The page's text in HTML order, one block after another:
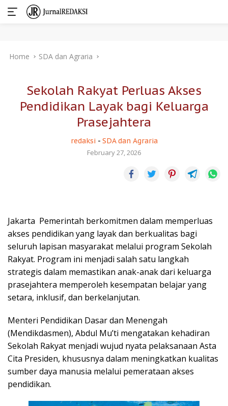
Home SDA dan Agraria
Sekolah Rakyat Perluas Akses
Pendidikan Layak bagi Keluarga
Prasejahtera
redaksi - SDA dan Agraria
February 27, 2026
Jakarta  Pemerintah berkomitmen dalam memperluas
akses pendidikan yang layak dan berkualitas bagi
seluruh lapisan masyarakat melalui program Sekolah
Rakyat. Program ini menjadi salah satu langkah
strategis dalam memastikan anak-anak dari keluarga
prasejahtera memperoleh kesempatan belajar yang
setara, inklusif, dan berkelanjutan.
Menteri Pendidikan Dasar dan Menengah
(Mendikdasmen), Abdul Mu’ti mengatakan kehadiran
Sekolah Rakyat menjadi wujud nyata pelaksanaan Asta
Cita Presiden, khususnya dalam meningkatkan kualitas
sumber daya manusia melalui pemerataan akses
pendidikan.